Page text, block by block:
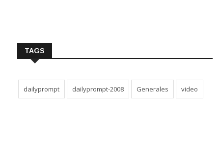
TAGS
dailyprompt dailyprompt-2008 Generales video